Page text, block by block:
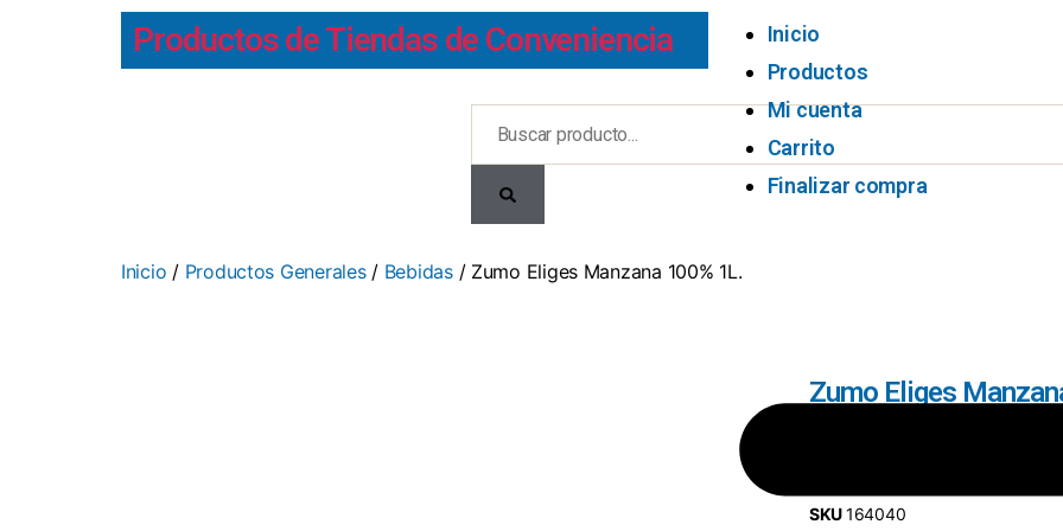
Productos de Tiendas de Conveniencia
Inicio
Productos
Mi cuenta
Carrito
Finalizar compra
Inicio / Productos Generales/ Bebidas/ Zumo Eliges Manzana 100% 1L.
Zumo Eliges
SKU164040